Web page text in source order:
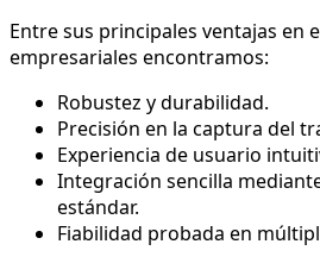
Entre sus principales ventajas en
empresariales encontramos:
Robustez y durabilidad.
Precisión en la captura del
Experiencia de usuario
Integración sencilla
estándar.
Fiabilidad probada en